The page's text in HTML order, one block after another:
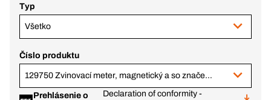
Typ
Všetko
Číslo produktu
129750 Zvinovací meter, magnetický a so značením, 3 m
Prehlásenie o Declaration of conformity -